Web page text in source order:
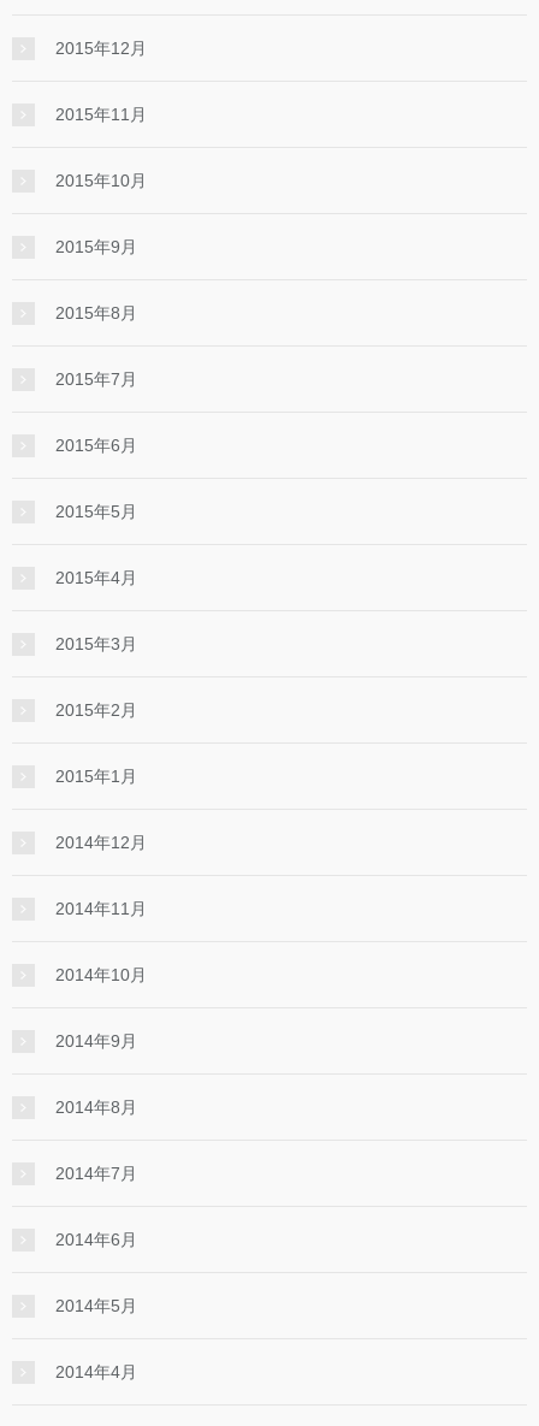
2015年12月
2015年11月
2015年10月
2015年9月
2015年8月
2015年7月
2015年6月
2015年5月
2015年4月
2015年3月
2015年2月
2015年1月
2014年12月
2014年11月
2014年10月
2014年9月
2014年8月
2014年7月
2014年6月
2014年5月
2014年4月